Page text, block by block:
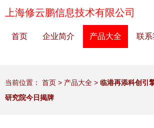
上海修云鹏信息技术有限公司
首页 企业简介 产品大全 联系
当前位置： 首页 > 产品大全 > 临港再添科创引
研究院今日揭牌